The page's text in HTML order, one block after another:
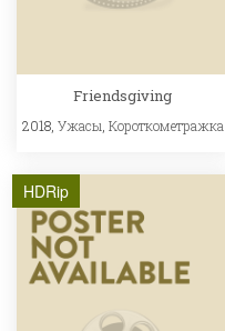
Friendsgiving
2018, Ужасы, Короткометражка
HDRip